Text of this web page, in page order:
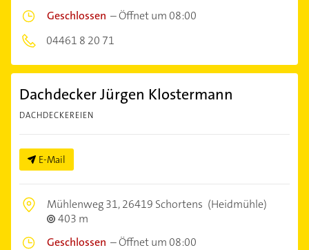
Geschlossen –Öffnet um 08:00
04461 8 20 71
Dachdecker Jürgen Klostermann
DACHDECKEREIEN
E-Mail
Mühlenweg 31,26419 Schortens (Heidmühle)
403 m
Geschlossen –Öffnet um 08:00